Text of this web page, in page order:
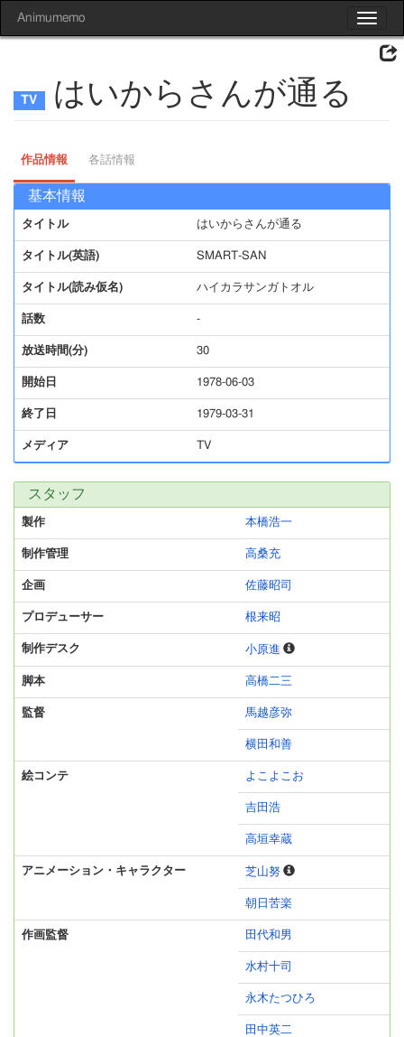
Toggle
Animumemo
はいからさんが通る
作品情報 各話情報
基本情報
タイトル はいからさんが通る
タイトル(英語) SMART-SAN
タイトル(読み仮名) ハイカラサンガトオル
話数 -
放送時間(分) 30
開始日 1978-06-03
終了日 1979-03-31
メディア TV
スタッフ
製作 本橋浩一
制作管理 高桑充
企画 佐藤昭司
プロデューサー 根来昭
制作デスク 小原進
脚本 高橋二三
監督 馬越彦弥
横田和善
絵コンテ よこよこお
吉田浩
高垣幸蔵
アニメーション・キャラクター 芝山努
朝日苦楽
作画監督 田代和男
水村十司
永木たつひろ
田中英二